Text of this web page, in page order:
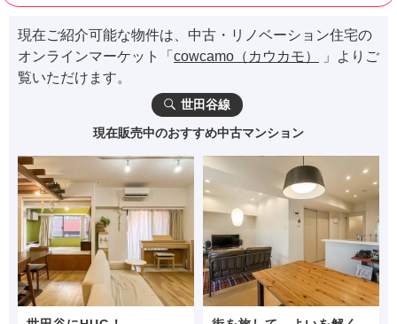
現在ご紹介可能な物件は、中古・リノベーション住宅の
オンラインマーケット「 cowcamo（カウカモ）
」よりご
覧いただけます。
世田谷線
現在販売中のおすすめ中古マンション